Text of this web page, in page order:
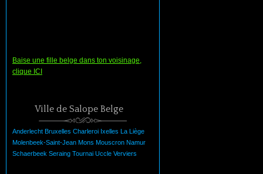
Baise une fille belge dans ton voisinage,
clique ICI
Ville de Salope Belge
Anderlecht Bruxelles Charleroi Ixelles La Liège
Molenbeek-Saint-Jean Mons Mouscron Namur
Schaerbeek Seraing Tournai Uccle Verviers